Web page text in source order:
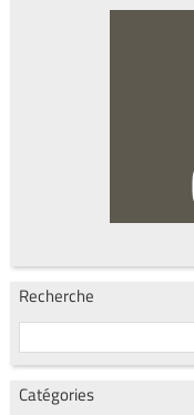
Recherche
Catégories